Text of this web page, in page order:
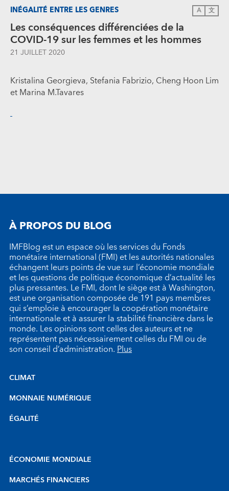
INÉGALITÉ ENTRE LES GENRES A 文
Les conséquences différenciées de la
COVID-19 sur les femmes et les hommes
21 JUILLET 2020
Kristalina Georgieva, Stefania Fabrizio, Cheng Hoon Lim
et Marina M.Tavares
À PROPOS DU BLOG
IMFBlog est un espace où les services du Fonds
monétaire international (FMI) et les autorités nationales
échangent leurs points de vue sur l’économie mondiale
et les questions de politique économique d’actualité les
plus pressantes. Le FMI, dont le siège est à Washington,
est une organisation composée de 191 pays membres
qui s’emploie à encourager la coopération monétaire
internationale et à assurer la stabilité financière dans le
monde. Les opinions sont celles des auteurs et ne
représentent pas nécessairement celles du FMI ou de
son conseil d’administration.Plus
CLIMAT
MONNAIE NUMÉRIQUE
ÉGALITÉ
ÉCONOMIE MONDIALE
MARCHÉS FINANCIERS